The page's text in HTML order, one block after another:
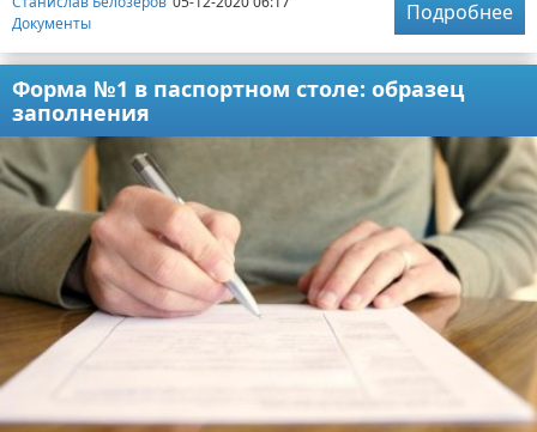
Документы
Подробнее
Форма №1 в паспортном столе: образец
заполнения